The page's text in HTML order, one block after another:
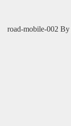
road-mobile-002 By